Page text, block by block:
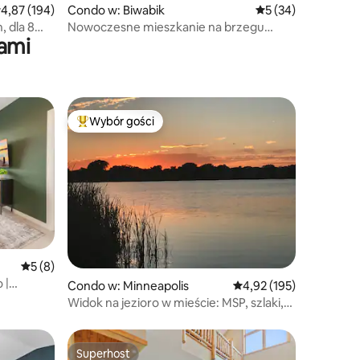
ocena: 4,87 na 5, liczba recenzji: 194
4,87 (194)
dla 8
Condo w: Biwabik Średnia ocena: 5
5 (34)
Nowoczesne mieszkanie na brzegu
Średnia ocena: 5 na 5, liczba recenzji: 8
5 (8)
|
Najpopularniejsze z kategorii Wybór gości
Wybór gości
Condo w: Minneapolis Średnia ocena: 4,92
4,92 (195)
Widok na jezioro w mieście: MSP, szlaki,
Superhost